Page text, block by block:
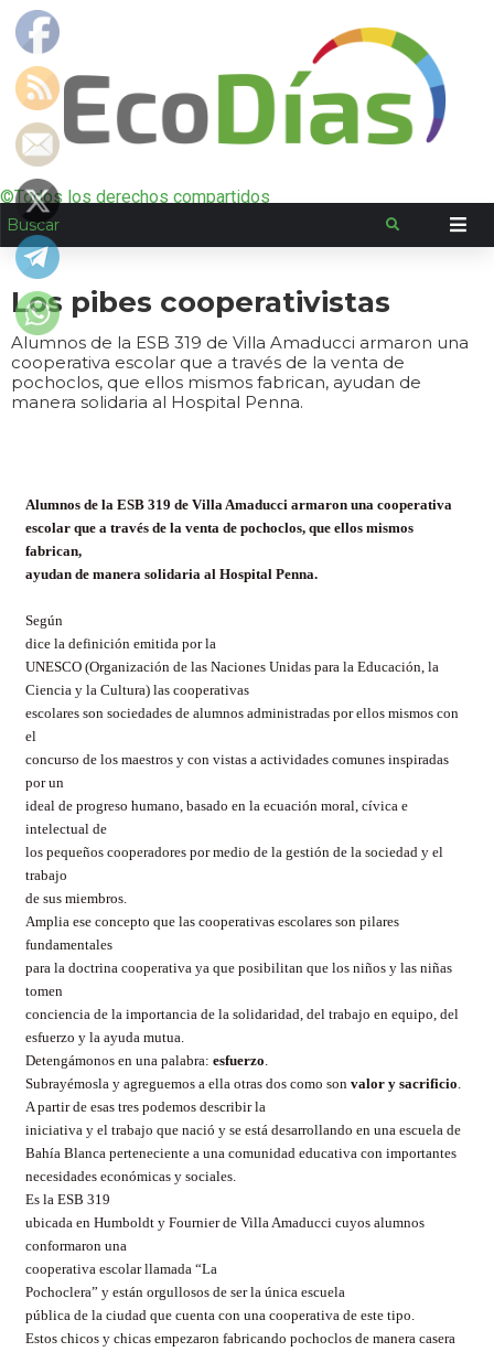
©Todos los derechos compartidos
Los pibes cooperativistas
Alumnos de la ESB 319 de Villa Amaducci armaron una
cooperativa escolar que a través de la venta de
pochoclos, que ellos mismos fabrican, ayudan de
manera solidaria al Hospital Penna.
Alumnos de la ESB 319 de Villa Amaducci armaron una cooperativa
escolar que a través de la venta de pochoclos, que ellos mismos
fabrican,
ayudan de manera solidaria al Hospital Penna.
Según
dice la definición emitida por la
UNESCO (Organización de las Naciones Unidas para la Educación, la
Ciencia y la Cultura) las cooperativas
escolares son sociedades de alumnos administradas por ellos mismos con
el
concurso de los maestros y con vistas a actividades comunes inspiradas
por un
ideal de progreso humano, basado en la ecuación moral, cívica e
intelectual de
los pequeños cooperadores por medio de la gestión de la sociedad y el
trabajo
de sus miembros.
Amplia ese concepto que las cooperativas escolares son pilares
fundamentales
para la doctrina cooperativa ya que posibilitan que los niños y las niñas
tomen
conciencia de la importancia de la solidaridad, del trabajo en equipo, del
esfuerzo y la ayuda mutua.
Detengámonos en una palabra: esfuerzo.
Subrayémosla y agreguemos a ella otras dos como son valor y sacrificio.
A partir de esas tres podemos describir la
iniciativa y el trabajo que nació y se está desarrollando en una escuela de
Bahía Blanca perteneciente a una comunidad educativa con importantes
necesidades económicas y sociales.
Es la ESB 319
ubicada en Humboldt y Fournier de Villa Amaducci cuyos alumnos
conformaron una
cooperativa escolar llamada “La
Pochoclera” y están orgullosos de ser la única escuela
pública de la ciudad que cuenta con una cooperativa de este tipo.
Estos chicos y chicas empezaron fabricando pochoclos de manera casera